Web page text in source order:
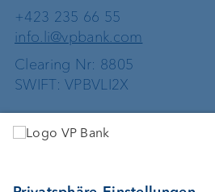
+423 235 66 55
info.li@vpbank.com
Clearing Nr: 8805
SWIFT: VPBVLI2X
Dienstleistungen
Vermögensverwaltung